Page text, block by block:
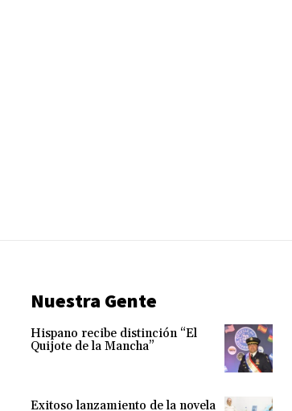
Nuestra Gente
Hispano recibe distinción “El
Quijote de la Mancha”
Exitoso lanzamiento de la novela